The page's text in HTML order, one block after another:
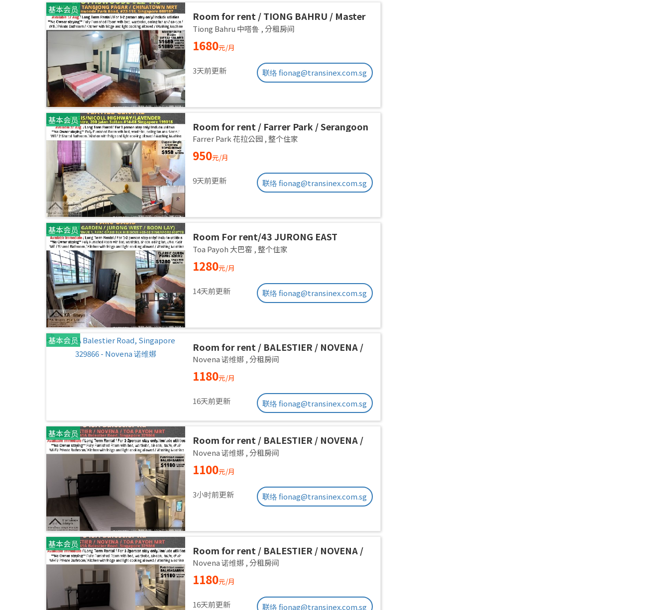
基本会员
Room for rent / TIONG BAHRU / Master
room / 1pax stay / Available 17 August
Tiong Bahru 中嗒鲁 ,分租房间
1680元/月
3天前更新 联络 fionag@transinex.com.sg
基本会员
Room for rent / Farrer Park / Serangoon
/ Common room / 1pax stay / Available
27 Aug
Farrer Park 花拉公园 ,整个住家
950元/月
9天前更新 联络 fionag@transinex.com.sg
基本会员
Room For rent/43 JURONG EAST
AVENUE 1, PARC OASIS BLK HIBISCUS
60977 Road/commen /for 1pax/
Available Immediate
Toa Payoh 大巴窑 ,整个住家
1280元/月
14天前更新 联络 fionag@transinex.com.sg
基本会员
Room for rent / BALESTIER / NOVENA /
Common room / 1pax stay / Available
immediate
Novena 诺维娜 ,分租房间
1180元/月
16天前更新 联络 fionag@transinex.com.sg
基本会员
Room for rent / BALESTIER / NOVENA /
Common room / 1pax stay / Available
immediate
Novena 诺维娜 ,分租房间
1100元/月
3小时前更新 联络 fionag@transinex.com.sg
基本会员
Room for rent / BALESTIER / NOVENA /
Common room / 1pax stay / Available
immediate
Novena 诺维娜 ,分租房间
1180元/月
16天前更新 联络 fionag@transinex.com.sg